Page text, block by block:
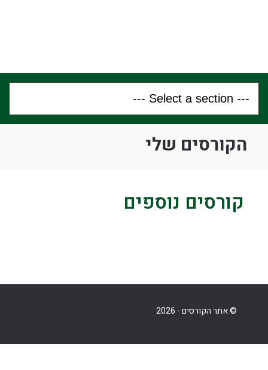
הקורסים שלי
קורסים נוספים
© אתר הקורסים - 2026